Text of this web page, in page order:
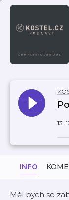
13.
INFO
Měl bych se